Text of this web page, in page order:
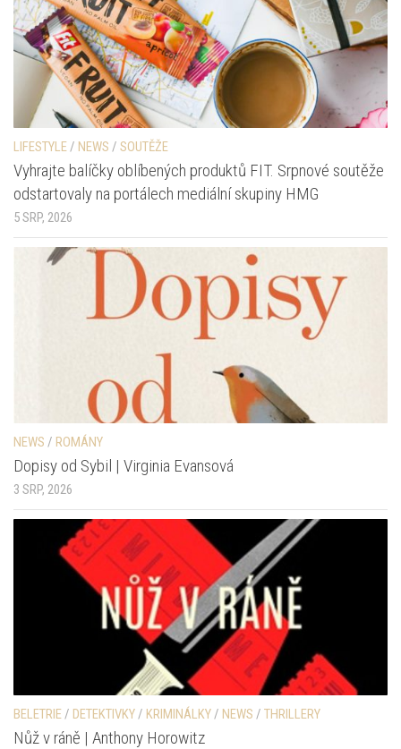
LIFESTYLE/ NEWS / SOUTĚŽE
Vyhrajte balíčky oblíbených produktů FIT. Srpnové soutěže
odstartovaly na portálech mediální skupiny HMG
5 SRP, 2026
NEWS / ROMÁNY
Dopisy od Sybil | Virginia Evansová
3 SRP, 2026
BELETRIE/ DETEKTIVKY/ KRIMINÁLKY/ NEWS / THRILLERY
Nůž v ráně | Anthony Horowitz